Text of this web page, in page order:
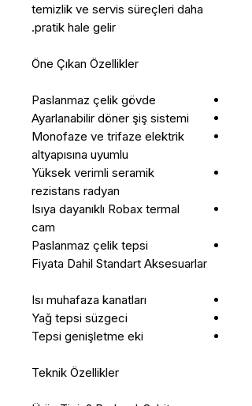
temizlik ve servis süreçleri daha
pratik hale gelir.
Öne Çıkan Özellikler
Paslanmaz çelik gövde
Ayarlanabilir döner şiş sistemi
Monofaze ve trifaze elektrik
altyapısına uyumlu
Yüksek verimli seramik
rezistans radyan
Isıya dayanıklı Robax termal
cam
Paslanmaz çelik tepsi
Fiyata Dahil Standart Aksesuarlar
Isı muhafaza kanatları
Yağ tepsi süzgeci
Tepsi genişletme eki
Teknik Özellikler